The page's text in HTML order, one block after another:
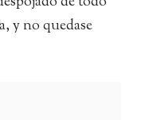
y no quedase